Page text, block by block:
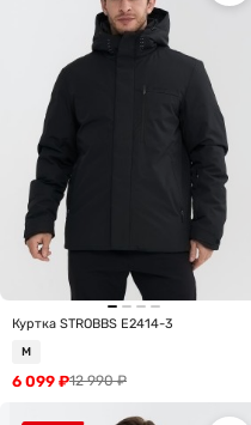
Куртка STROBBS E2414-3
M
12 990₽
6 099 ₽